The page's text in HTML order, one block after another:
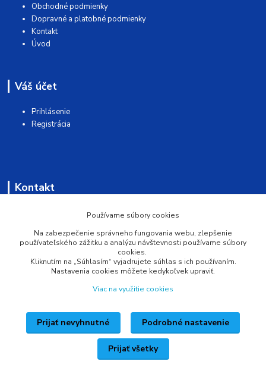
Obchodné podmienky
Dopravné a platobné podmienky
Kontakt
Úvod
Váš účet
Prihlásenie
Registrácia
Kontakt
0902 527 909
info@pprsystem.sk
Upravit sběr cookies.
Používame súbory cookies
Na zabezpečenie správneho fungovania webu, zlepšenie
používateľského zážitku a analýzu návštevnosti používame súbory
cookies.
Kliknutím na „Súhlasím“ vyjadrujete súhlas s ich používaním.
Nastavenia cookies môžete kedykoľvek upraviť.
Viac na využitie cookies
Prijať nevyhnutné Podrobné nastavenie
Prijať všetky